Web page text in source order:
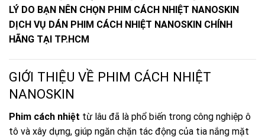
LÝ DO BẠN NÊN CHỌN PHIM CÁCH NHIỆT NANOSKIN
DỊCH VỤ DÁN PHIM CÁCH NHIỆT NANOSKIN CHÍNH
HÃNG TẠI TP.HCM
GIỚI THIỆU VỀ PHIM CÁCH NHIỆT
NANOSKIN
Phim cách nhiệt từ lâu đã là phổ biến trong công nghiệp ô
tô và xây dựng, giúp ngăn chặn tác động của tia nắng mặt